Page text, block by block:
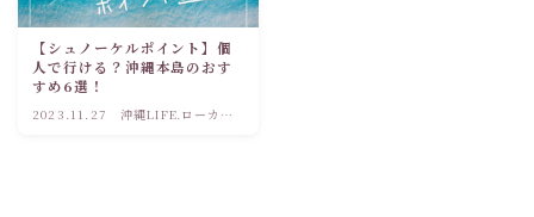
【シュノーケルポイント】個
人で行ける？沖縄本島のおす
すめ6選！
2023.11.27
沖縄LIFE.ローカル